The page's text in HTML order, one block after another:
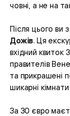
човні, а не на
Після цього ви
Дожів. Ця
вхідний квиток
правителів
та прикрашені
шикарні
За 30 євро